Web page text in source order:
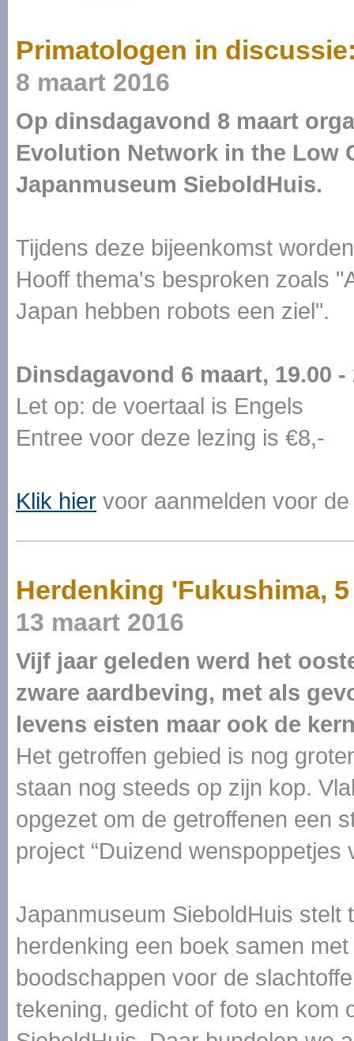
Primatologen in
8 maart 2016
Op dinsdagavond 8 maart
Evolution Network in the Low
Japanmuseum SieboldHuis.
Tijdens deze bijeenkomst
Hooff thema's besproken zoals
Japan hebben robots een ziel".
Dinsdagavond 6 maart, 19.00 -
Let op: de voertaal is Engels
Entree voor deze lezing is €8,-
Klik hier voor aanmelden voor
Herdenking 'Fukushima,
13 maart 2016
Vijf jaar geleden werd het
zware aardbeving, met als
levens eisten maar ook de
Het getroffen gebied is nog
staan nog steeds op zijn kop.
opgezet om de getroffenen een
project “Duizend wenspoppetjes
Japanmuseum SieboldHuis stelt
herdenking een boek samen
boodschappen voor de
tekening, gedicht of foto en kom